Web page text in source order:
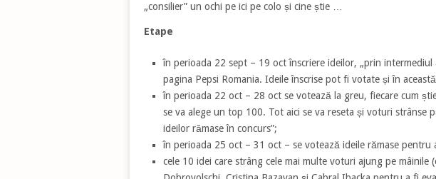
„consilier” un ochi pe ici pe colo și cine știe …
Etape
în perioada 22 sept – 19 oct înscriere ideilor, „prin intermediul
pagina Pepsi Romania. Ideile înscrise pot fi votate și în
în perioada 22 oct – 28 oct se votează la greu, fiecare cum
se va alege un top 100. Tot aici se va reseta și voturi strânse
ideilor rămase în concurs”;
în perioada 25 oct – 31 oct – se votează ideile rămase pentru
cele 10 idei care strâng cele mai multe voturi ajung pe mâinile